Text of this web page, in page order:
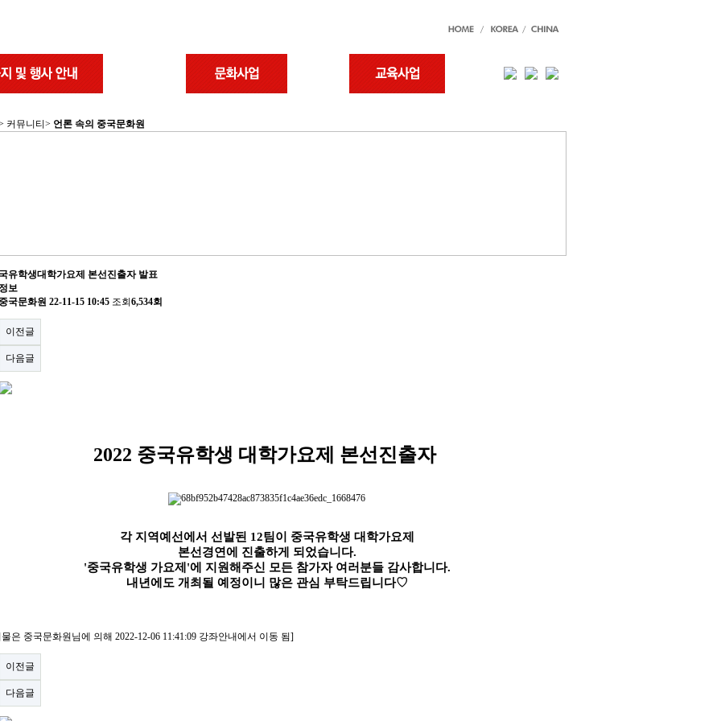
커뮤니티> 언론 속의 중국문화원
유학생대학가요제 본선진출자 발표
보
중국문화원 22-11-15 10:45 조회 6,534회
이전글
다음글
2022 중국유학생 대학가요제 본선진출자
각 지역예선에서 선발된 12팀이 중국유학생 대학가요제
본선경연에 진출하게 되었습니다.
'중국유학생 가요제'에 지원해주신 모든 참가자 여러분들 감사합니다.
내년에도 개최될 예정이니 많은 관심 부탁드립니다♡
은 중국문화원님에 의해 2022-12-06 11:41:09 강좌안내에서 이동 됨]
이전글
다음글